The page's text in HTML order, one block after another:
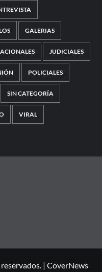
GALERIAS
JUDICIALES
POLICIALES
SIN CATEGORÍA
VIRAL
| CoverNews